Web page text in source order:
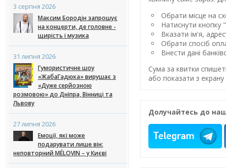
3 серпня 2026
Максим Бородін запрошує
на концерти, де головне -
щирість і музика
31 липня 2026
Гумористичне шоу
«ЖабаГадюка» вирушає з
«Дуже серйозною
розмовою» до Дніпра, Вінниці та
Львову
27 липня 2026
Емоції, які може
подарувати лише він:
неповторний MÉLOVIN – у Києві
Обрати місце на
Натиснути
Вказати ім'я,
Обрати спосіб
Внести дані
Сума за квитки
або показати з
Долучайтесь до